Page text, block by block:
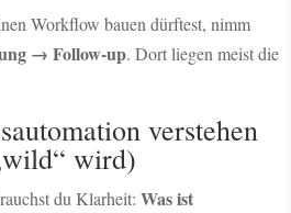
Workflow bauen dürftest, nimm
→ Follow-up. Dort liegen meist die
verstehen
wird)
du Klarheit:Was ist